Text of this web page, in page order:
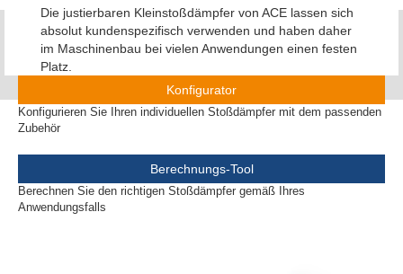
Die justierbaren Kleinstoßdämpfer von ACE lassen sich
absolut kundenspezifisch verwenden und haben daher
im Maschinenbau bei vielen Anwendungen einen festen
Platz.
Konfigurator
Konfigurieren Sie Ihren individuellen Stoßdämpfer mit dem passenden
Zubehör
Berechnungs-Tool
Berechnen Sie den richtigen Stoßdämpfer gemäß Ihres
Anwendungsfalls